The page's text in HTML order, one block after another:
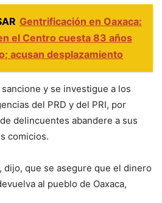
Gentrificación en Oaxaca:
el Centro cuesta 83 años
acusan desplazamiento
y se investigue a los
del PRD y del PRI, por
delincuentes abandere a sus
comicios.
dijo, que se asegure que el dinero
al pueblo de Oaxaca,